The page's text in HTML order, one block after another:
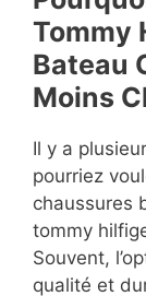
Tommy
Bateau
Moins
Il y a
pourriez
chaussures
tommy
Souvent,
qualité et